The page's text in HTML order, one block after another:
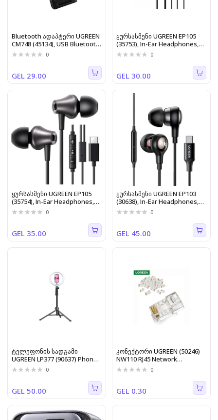
Bluetooth ადაპტერი UGREEN
CM748 (45134), USB Bluetooth
5.4 Adapter, Black
0
GEL 29.00
ყურსასმენი UGREEN EP105
(35753), In-Ear Headphones,
Wired, 3.5mm, Black
0
GEL 30.00
ყურსასმენი UGREEN EP105
(35754), In-Ear Headphones,
Wired, Type-C, Black
0
GEL 35.00
ყურსასმენი UGREEN EP103
(30638), In-Ear Headphones,
Wired, Type-C, Black
0
GEL 45.00
ტელეფონის სადგამი
UGREEN LP377 (90637) Phone
Tripod Stand, Black
0
GEL 50.00
კონექტორი UGREEN (50246)
NW110 RJ45 Network
Connector for UTP Cat5
100pcs
0
GEL 0.30